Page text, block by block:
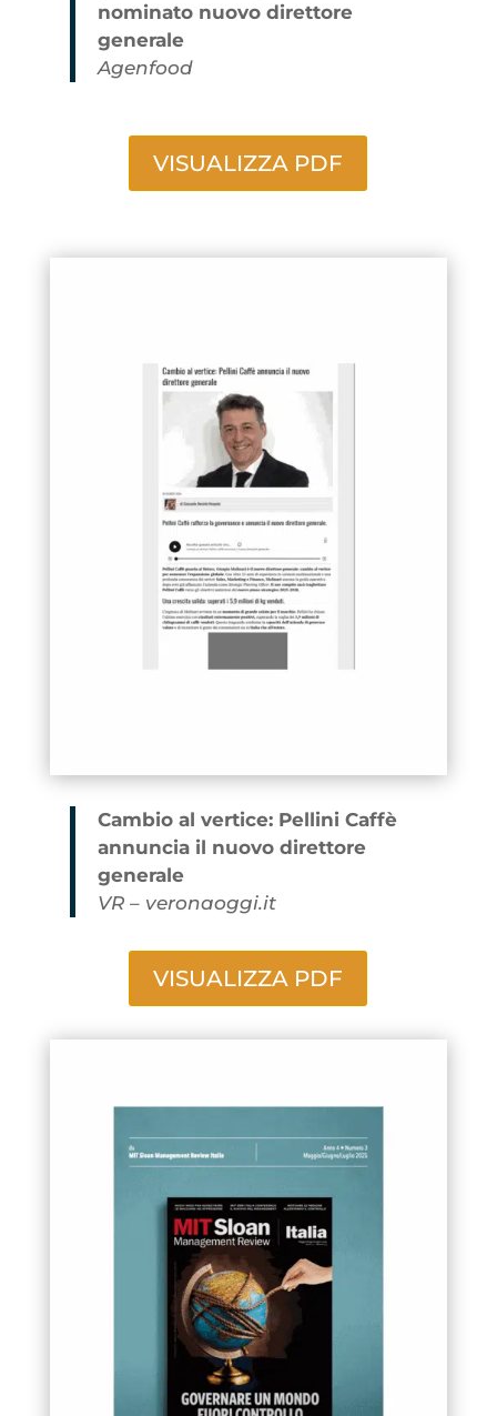
nominato nuovo direttore
generale
Agenfood
VISUALIZZA PDF
Cambio al vertice: Pellini Caffè
annuncia il nuovo direttore
generale
VR – veronaoggi.it
VISUALIZZA PDF